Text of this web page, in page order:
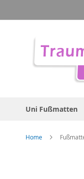
zum
Uni Fußmatten
Home